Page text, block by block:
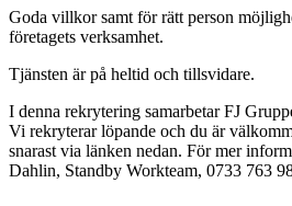
Goda villkor samt för rätt person
företagets verksamhet.
Tjänsten är på heltid och tillsvidare.
I denna rekrytering samarbetar FJ
Vi rekryterar löpande och du är
snarast via länken nedan. För mer
Dahlin, Standby Workteam, 0733 763